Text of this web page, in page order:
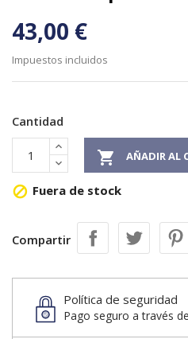
43,00 €
Impuestos incluidos
Cantidad
 AÑADIR AL
 Fuera de stock
Compartir
Política de seguridad
Pago seguro a través